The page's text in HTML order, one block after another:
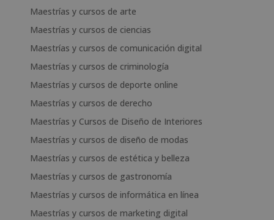
Maestrías y cursos de arte
Maestrías y cursos de ciencias
Maestrías y cursos de comunicación digital
Maestrías y cursos de criminología
Maestrías y cursos de deporte online
Maestrías y cursos de derecho
Maestrías y Cursos de Diseño de Interiores
Maestrías y cursos de diseño de modas
Maestrías y cursos de estética y belleza
Maestrías y cursos de gastronomía
Maestrías y cursos de informática en línea
Maestrías y cursos de marketing digital